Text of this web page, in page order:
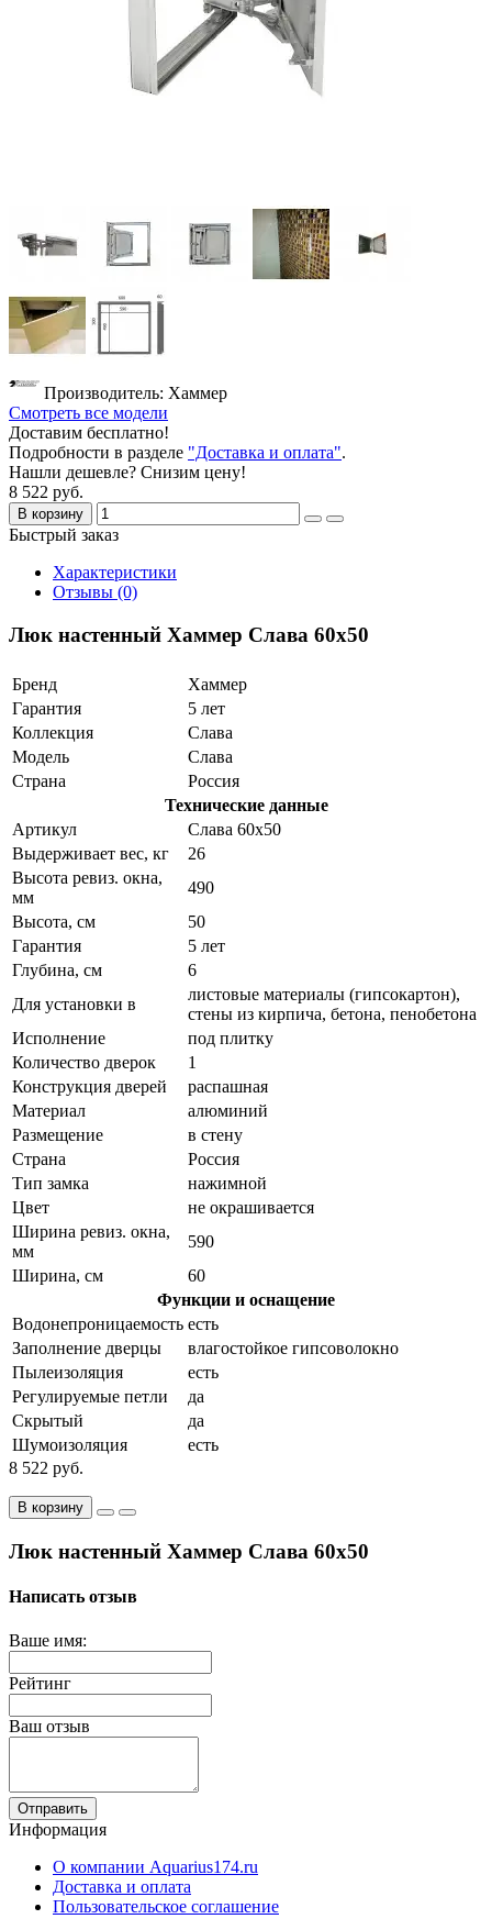
Производитель: Хаммер
Смотреть все модели
Доставим бесплатно!
Подробности в разделе "Доставка и оплата".
Нашли дешевле? Снизим цену!
8 522 руб.
В корзину
Быстрый заказ
Характеристики
Отзывы (0)
Люк настенный Хаммер Слава 60x50
Бренд
Хаммер
Гарантия
5 лет
Коллекция
Слава
Модель
Слава
Страна
Россия
Технические данные
Артикул
Слава 60x50
Выдерживает вес, кг
26
Высота ревиз. окна,
мм
490
Высота, см
50
Гарантия
5 лет
Глубина, см
6
Для установки в
листовые материалы (гипсокартон),
стены из кирпича, бетона, пенобетона
Исполнение
под плитку
Количество дверок
1
Конструкция дверей
распашная
Материал
алюминий
Размещение
в стену
Страна
Россия
Тип замка
нажимной
Цвет
не окрашивается
Ширина ревиз. окна,
мм
590
Ширина, см
60
Функции и оснащение
Водонепроницаемость есть
Заполнение дверцы
влагостойкое гипсоволокно
Пылеизоляция
есть
Регулируемые петли
да
Скрытый
да
Шумоизоляция
есть
8 522 руб.
В корзину
Люк настенный Хаммер Слава 60x50
Написать отзыв
Ваше имя:
Рейтинг
Ваш отзыв
Отправить
Информация
О компании Aquarius174.ru
Доставка и оплата
Пользовательское соглашение